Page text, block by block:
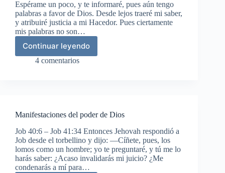
Espérame un poco, y te informaré, pues aún tengo
palabras a favor de Dios. Desde lejos traeré mi saber,
y atribuiré justicia a mi Hacedor. Pues ciertamente
mis palabras no son…
Continuar leyendo
Eliú
exalta
4 comentarios
Manifestaciones del poder de Dios
Job 40:6 – Job 41:34 Entonces Jehovah respondió a
Job desde el torbellino y dijo: —Cíñete, pues, los
lomos como un hombre; yo te preguntaré, y tú me lo
harás saber: ¿Acaso invalidarás mi juicio? ¿Me
condenarás a mí para…